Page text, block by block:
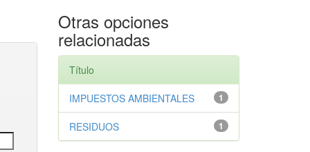
Otras opciones
relacionadas
Título
1
IMPUESTOS AMBIENTALES
1
RESIDUOS